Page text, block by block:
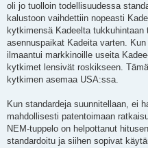
oli jo tuolloin todellisuudessa
kalustoon vaihdettiin nopeasti
kytkimensä Kadeelta
asennuspaikat Kadeita varten.
ilmaantui markkinoille useita
kytkimet lensivät roskikseen.
kytkimen asemaa USA:ssa.
Kun standardeja suunnitellaan, ei
mahdollisesti patentoimaan
NEM-tuppelo on helpottanut
standardoitu ja siihen sopivat